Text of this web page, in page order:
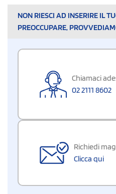
NON RIESCI AD INSERIRE IL
PREOCCUPARE,
Chiamaci
02 2111 8602
Richiedi
Clicca qui